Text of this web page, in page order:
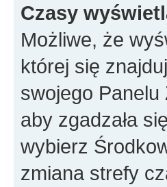
Czasy
Możliwe, że
której się
swojego
aby zgadzała
wybierz
zmiana strefy